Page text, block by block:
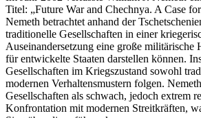
Titel: „Future Warand Chechnya. A Case for
Nemeth betrachtet anhand der
traditionelle Gesellschaften in einer
Auseinandersetzung eine große militärische
für entwickelte Staaten darstellen können.
Gesellschaften im Kriegszustand sowohl
modernen Verhaltensmustern folgen.
Gesellschaften als schwach, jedoch extrem
Konfrontation mit modernen Streitkräften,